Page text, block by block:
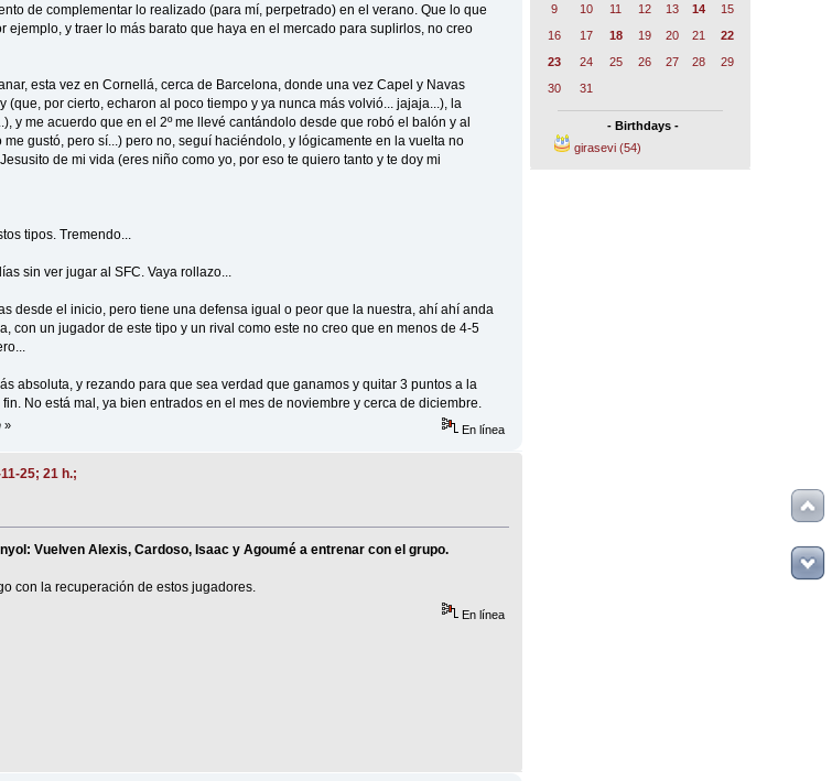
de complementar lo realizado (para mí, perpetrado) en el verano. Que lo que
ejemplo, y traer lo más barato que haya en el mercado para suplirlos, no creo
esta vez en Cornellá, cerca de Barcelona, donde una vez Capel y Navas
por cierto, echaron al poco tiempo y ya nunca más volvió... jajaja...), la
y me acuerdo que en el 2º me llevé cantándolo desde que robó el balón y al
gustó, pero sí...) pero no, seguí haciéndolo, y lógicamente en la vuelta no
de mi vida (eres niño como yo, por eso te quiero tanto y te doy mi
tipos. Tremendo...
sin ver jugar al SFC. Vaya rollazo...
desde el inicio, pero tiene una defensa igual o peor que la nuestra, ahí ahí anda
con un jugador de este tipo y un rival como este no creo que en menos de 4-5
absoluta, y rezando para que sea verdad que ganamos y quitar 3 puntos a la
No está mal, ya bien entrados en el mes de noviembre y cerca de diciembre.
» En línea
25; 21 h.;
Vuelven Alexis, Cardoso, Isaac y Agoumé a entrenar con el grupo.
con la recuperación de estos jugadores.
En línea
9
10 11 12 13 14
15
16
17 18 19 20 21
22
23
24 25 26 27 28
29
30
31
- Birthdays -
girasevi (54)